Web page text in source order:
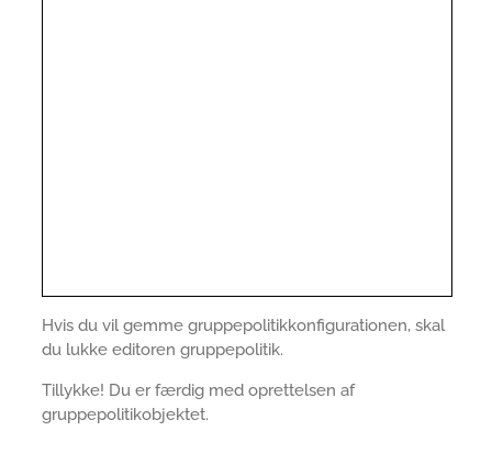
Hvis du vil gemme gruppepolitikkonfigurationen, skal
du lukke editoren gruppepolitik.
Tillykke! Du er færdig med oprettelsen af
gruppepolitikobjektet.